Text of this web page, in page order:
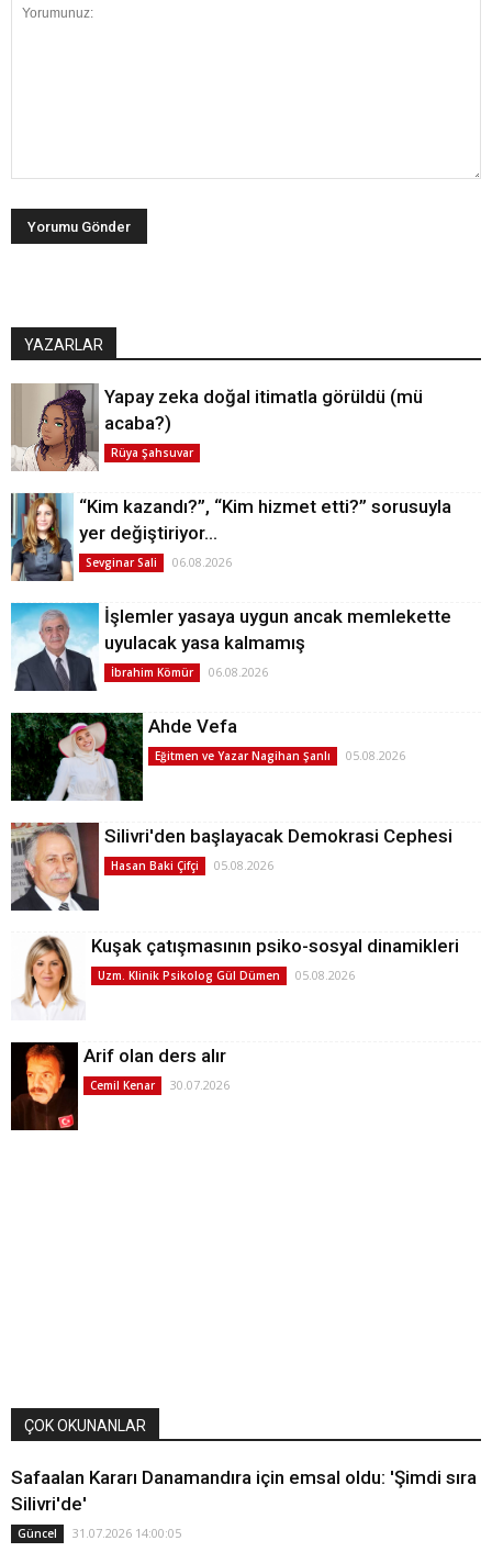
YAZARLAR
Yapay zeka doğal itimatla görüldü (mü
acaba?)
Rüya Şahsuvar
“Kim kazandı?”, “Kim hizmet etti?” sorusuyla
yer değiştiriyor…
Sevginar Sali 06.08.2026
İşlemler yasaya uygun ancak memlekette
uyulacak yasa kalmamış
İbrahim Kömür 06.08.2026
Ahde Vefa
Eğitmen ve Yazar Nagihan Şanlı 05.08.2026
Silivri'den başlayacak Demokrasi Cephesi
Hasan Baki Çifçi 05.08.2026
Kuşak çatışmasının psiko-sosyal dinamikleri
Uzm. Klinik Psikolog Gül Dümen 05.08.2026
Arif olan ders alır
Cemil Kenar 30.07.2026
ÇOK OKUNANLAR
Safaalan Kararı Danamandıra için emsal oldu: 'Şimdi sıra
Silivri'de'
Güncel 31.07.2026 14:00:05